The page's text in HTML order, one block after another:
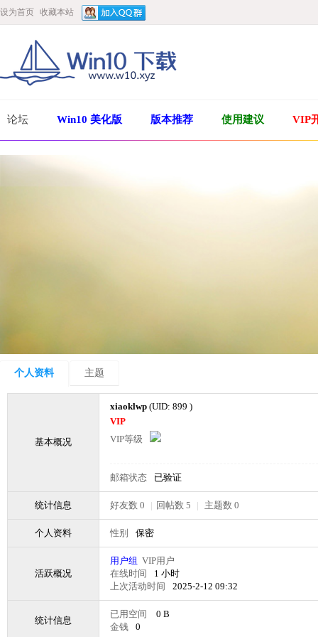
设为首页 收藏本站
论坛 Win10 美化版 版本推荐 使用建议 VIP
个人资料 主题
基本概况
xiaoklwp (UID: 899 )
VIP
VIP等级
邮箱状态 已验证
统计信息 好友数 0 | 回帖数 5 | 主题数 0
个人资料 性别 保密
活跃概况
用户组 VIP用户
在线时间
1 小时
上次活动时间
2025-2-12 09:32
统计信息
已用空间
0 B
金钱
0